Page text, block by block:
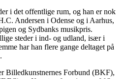
i det offentlige rum, og han er nok
Andersen i Odense og i Aarhus,
og Sydbanks musikpris.
steder i ind- og udland, især i
har han flere gange deltaget på
Billedkunstnernes Forbund (BKF),